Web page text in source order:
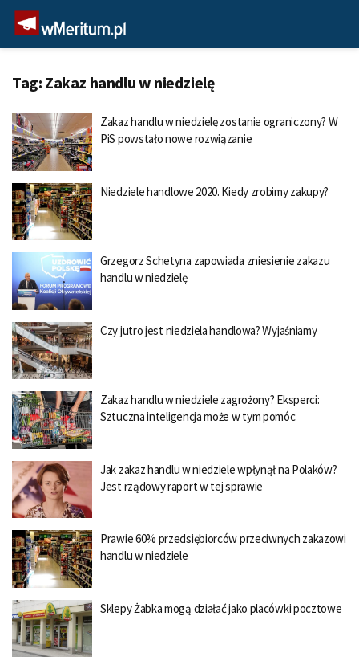
Tag: Zakaz handlu w niedzielę
Zakaz handlu w niedzielę zostanie ograniczony? W
PiS powstało nowe rozwiązanie
Niedziele handlowe 2020. Kiedy zrobimy zakupy?
Grzegorz Schetyna zapowiada zniesienie zakazu
handlu w niedzielę
Czy jutro jest niedziela handlowa? Wyjaśniamy
Zakaz handlu w niedziele zagrożony? Eksperci:
Sztuczna inteligencja może w tym pomóc
Jak zakaz handlu w niedziele wpłynął na Polaków?
Jest rządowy raport w tej sprawie
Prawie 60% przedsiębiorców przeciwnych zakazowi
handlu w niedziele
Sklepy Żabka mogą działać jako placówki pocztowe